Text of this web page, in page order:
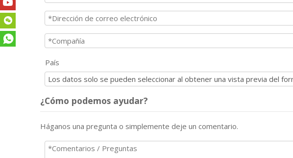
País
¿Cómo podemos ayudar?
Háganos una pregunta o simplemente deje un comentario.